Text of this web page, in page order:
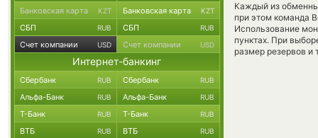
Каждый из
при этом команда
Использование
пунктах. При
размер резервов и
Банковская карта KZT Банковская карта KZT
СБП RUB СБП RUB
Счет компании USD Счет компании USD
Интернет-банкинг
Сбербанк RUB Сбербанк RUB
Альфа-Банк RUB Альфа-Банк RUB
Т-Банк RUB Т-Банк RUB
ВТБ RUB ВТБ RUB